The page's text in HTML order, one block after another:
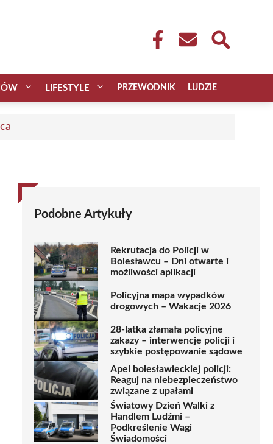
LIFESTYLE PRZEWODNIK LUDZIE
Podobne Artykuły
Rekrutacja do Policji w
Bolesławcu – Dni otwarte i
możliwości aplikacji
Policyjna mapa wypadków
drogowych – Wakacje 2026
28-latka złamała policyjne
zakazy – interwencje policji i
szybkie postępowanie sądowe
Apel bolesławieckiej policji:
Reaguj na niebezpieczeństwo
związane z upałami
Światowy Dzień Walki z
Handlem Ludźmi –
Podkreślenie Wagi
Świadomości